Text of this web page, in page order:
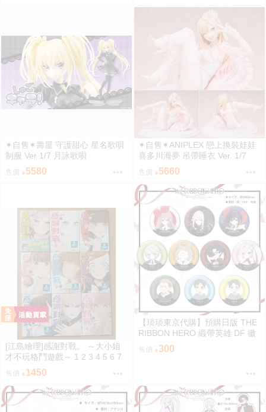
✶自售✶壽屋 守護甜心 星名歌唄
制服 Ver 1/7 月詠歌唄
售價 5580
✶自售✶ANIPLEX 戀上換裝娃娃
喜多川海夢 吊帶睡衣 Ver. 1/7
售價 5660
[江島繪理]感謝對戰。 ～大小姐
才不玩格鬥遊戲～ 1 2 3 4 5 6 7
8 9 首刷 平裝
售價 1450
【琰琰東京代購】預購日版 THE
RIBBON HERO 緞帶英雄 DF 徽
章 藍寶石 帕茵 天鵝絨 吉露可
售價 300